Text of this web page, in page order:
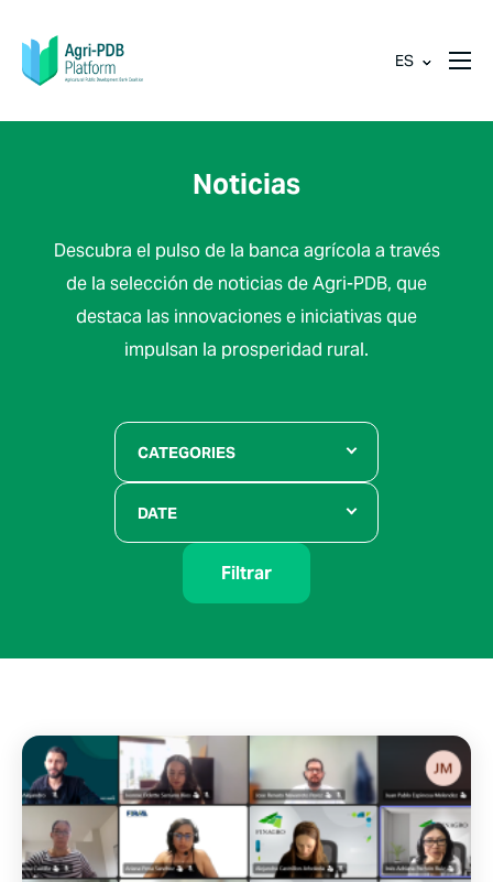
ES
Noticias
Descubra el pulso de la banca agrícola a través
de la selección de noticias de Agri-PDB, que
destaca las innovaciones e iniciativas que
impulsan la prosperidad rural.
CATEGORIES
DATE
Filtrar